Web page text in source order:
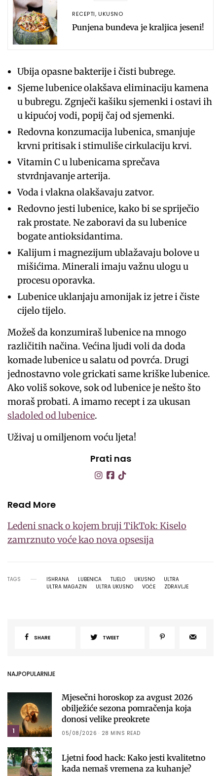
RECEPTI, UKUSNO
Punjena bundeva je kraljica jeseni!
Ubija opasne bakterije i čisti bubrege.
Sjeme lubenice olakšava eliminaciju kamena
u bubregu. Zgnječi kašiku sjemenki i ostavi ih
u kipućoj vodi, popij čaj od sjemenki.
Redovna konzumacija lubenica, smanjuje
krvni pritisak i stimuliše cirkulaciju krvi.
Vitamin C u lubenicama sprečava
stvrdnjavanje arterija.
Voda i vlakna olakšavaju zatvor.
Redovno jesti lubenice, kako bi se spriječio
rak prostate. Ne zaboravi da su lubenice
bogate antioksidantima.
Kalijum i magnezijum ublažavaju bolove u
mišićima. Minerali imaju važnu ulogu u
procesu oporavka.
Lubenice uklanjaju amonijak iz jetre i čiste
cijelo tijelo.
Možeš da konzumiraš lubenice na mnogo
različitih načina. Većina ljudi voli da doda
komade lubenice u salatu od povrća. Drugi
jednostavno vole grickati same kriške lubenice.
Ako voliš sokove, sok od lubenice je nešto što
moraš probati. A imamo recept i za ukusan
sladoled od lubenice.
Uživaj u omiljenom voću ljeta!
Prati nas
Read More
Ledeni snack o kojem bruji TikTok: Kiselo
zamrznuto voće kao nova opsesija
TAGS ISHRANA LUBENICA TIJELO UKUSNO
ULTRA
ULTRA MAGAZIN
ULTRA UKUSNO VOĆE ZDRAVLJE
SHARE TWEET
NAJPOPULARNIJE
1
Mjesečni horoskop za avgust 2026
obilježiće sezona pomračenja koja
donosi velike preokrete
05/08/2026 28 MINS READ
Ljetni food hack: Kako jesti kvalitetno
kada nemaš vremena za kuhanje?